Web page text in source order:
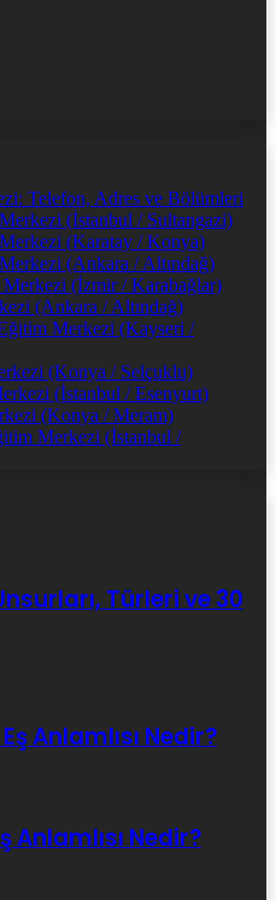
Telefon, Adres ve Bölümleri
(İstanbul / Sultangazi)
(Karatay / Konya)
(Ankara / Altındağ)
(İzmir / Karabağlar)
(Ankara / Altındağ)
Merkezi (Kayseri /
(Konya / Selçuklu)
(İstanbul / Esenyurt)
(Konya / Meram)
Merkezi (İstanbul /
Türleri ve 30
Anlamlısı Nedir?
Anlamlısı Nedir?